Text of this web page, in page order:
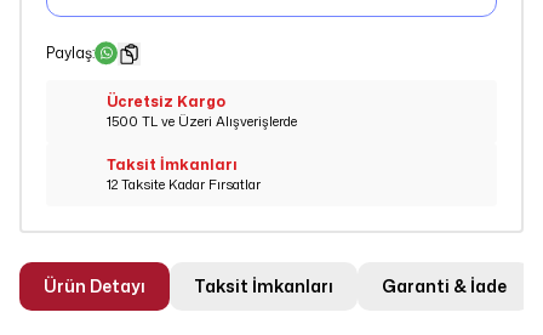
Paylaş:
Ücretsiz Kargo
1500 TL ve Üzeri Alışverişlerde
Taksit İmkanları
12 Taksite Kadar Fırsatlar
Ürün Detayı Taksit İmkanları Garanti & İade